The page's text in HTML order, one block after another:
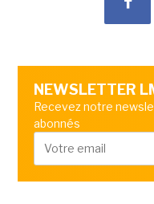
NEWSLETTER
Recevez notre
abonnés